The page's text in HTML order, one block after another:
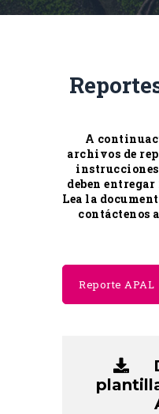
A
archivos de
deben entregar
Lea la
contáctenos
Reporte APAL